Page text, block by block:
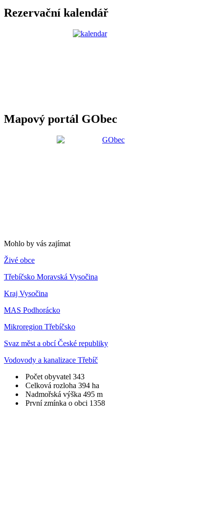
Rezervační kalendář
Mapový portál GObec
Mohlo by vás zajímat
Živé obce
Třebíčsko Moravská Vysočina
Kraj Vysočina
MAS Podhorácko
Mikroregion Třebíčsko
Svaz měst a obcí České republiky
Vodovody a kanalizace Třebíč
Počet obyvatel 343
Celková rozloha 394 ha
Nadmořská výška 495 m
První zmínka o obci 1358